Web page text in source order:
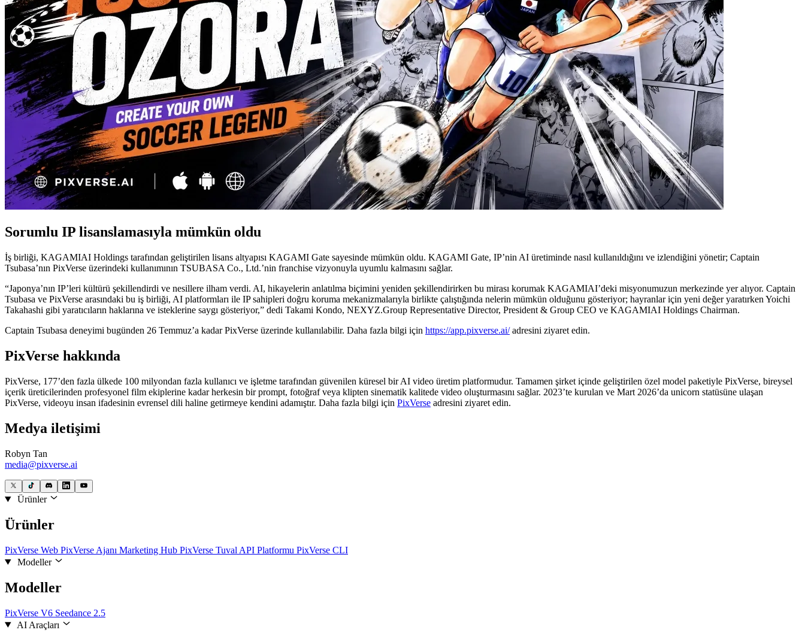
Sorumlu IP lisanslamasıyla mümkün oldu
İş birliği, KAGAMIAI Holdings tarafından geliştirilen lisans altyapısı KAGAMI Gate sayesinde mümkün oldu. KAGAMI Gate, IP’nin AI üretiminde nasıl kullanıldığını ve izlendiğini yönetir; Captain
Tsubasa’nın PixVerse üzerindeki kullanımının TSUBASA Co., Ltd.’nin franchise vizyonuyla uyumlu kalmasını sağlar.
“Japonya’nın IP’leri kültürü şekillendirdi ve nesillere ilham verdi. AI, hikayelerin anlatılma biçimini yeniden şekillendirirken bu mirası korumak KAGAMIAI’deki misyonumuzun merkezinde yer alıyor. Captain
Tsubasa ve PixVerse arasındaki bu iş birliği, AI platformları ile IP sahipleri doğru koruma mekanizmalarıyla birlikte çalıştığında nelerin mümkün olduğunu gösteriyor; hayranlar için yeni değer yaratırken Yoichi
Takahashi gibi yaratıcıların haklarına ve isteklerine saygı gösteriyor,” dedi Takami Kondo, NEXYZ.Group Representative Director, President & Group CEO ve KAGAMIAI Holdings Chairman.
Captain Tsubasa deneyimi bugünden 26 Temmuz’a kadar PixVerse üzerinde kullanılabilir. Daha fazla bilgi için https://app.pixverse.ai/adresini ziyaret edin.
PixVerse hakkında
PixVerse, 177’den fazla ülkede 100 milyondan fazla kullanıcı ve işletme tarafından güvenilen küresel bir AI video üretim platformudur. Tamamen şirket içinde geliştirilen özel model paketiyle PixVerse, bireysel
içerik üreticilerinden profesyonel film ekiplerine kadar herkesin bir prompt, fotoğraf veya klipten sinematik kalitede video oluşturmasını sağlar. 2023’te kurulan ve Mart 2026’da unicorn statüsüne ulaşan
PixVerse, videoyu insan ifadesinin evrensel dili haline getirmeye kendini adamıştır. Daha fazla bilgi için PixVerse adresini ziyaret edin.
Medya iletişimi
Robyn Tan
media@pixverse.ai
Ürünler
Ürünler
PixVerse Web PixVerse Ajanı Marketing Hub PixVerse Tuval API Platformu PixVerse CLI
Modeller
Modeller
PixVerse V6 Seedance 2.5
AI Araçları